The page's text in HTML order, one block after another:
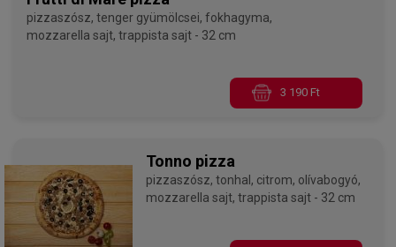
pizzaszósz, tenger gyümölcsei, fokhagyma,
mozzarella sajt, trappista sajt - 32 cm
3 190 Ft
Tonno pizza
pizzaszósz, tonhal, citrom, olívabogyó,
mozzarella sajt, trappista sajt - 32 cm